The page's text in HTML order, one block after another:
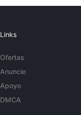
Links
Ofertas
Anuncie
Apoyo
DMCA